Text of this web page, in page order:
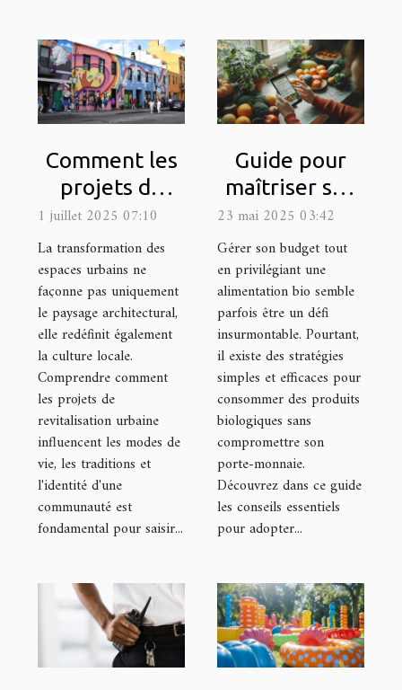
Comment les
projets de
revitalisation
urbaine
influencent-ils
la culture
locale ?
1 juillet 2025 07:10
La transformation des
espaces urbains ne
façonne pas uniquement
le paysage architectural,
elle redéfinit également
la culture locale.
Comprendre comment
les projets de
revitalisation urbaine
influencent les modes de
vie, les traditions et
l'identité d'une
communauté est
fondamental pour saisir...
Guide pour
maîtriser son
budget tout
en
consommant
des produits
bio
23 mai 2025 03:42
Gérer son budget tout
en privilégiant une
alimentation bio semble
parfois être un défi
insurmontable. Pourtant,
il existe des stratégies
simples et efficaces pour
consommer des produits
biologiques sans
compromettre son
porte-monnaie.
Découvrez dans ce guide
les conseils essentiels
pour adopter...